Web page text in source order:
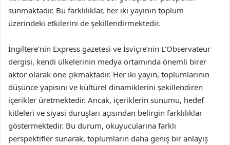
sunmaktadır. Bu farklılıklar, her iki yayının toplum
üzerindeki etkilerini de şekillendirmektedir.
İngiltere’nin Express gazetesi ve İsviçre’nin L’Observateur
dergisi, kendi ülkelerinin medya ortamında önemli birer
aktör olarak öne çıkmaktadır. Her iki yayın, toplumlarının
düşünce yapısını ve kültürel dinamiklerini şekillendiren
içerikler üretmektedir. Ancak, içeriklerin sunumu, hedef
kitleleri ve siyasi duruşları açısından belirgin farklılıklar
göstermektedir. Bu durum, okuyucularına farklı
perspektifler sunarak, toplumların daha geniş bir anlayış